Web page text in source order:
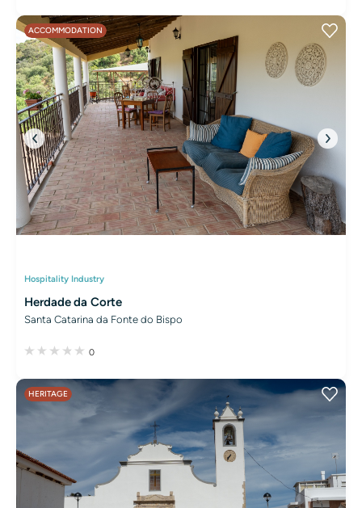
ACCOMMODATION
Hospitality Industry
Herdade da Corte
Santa Catarina da Fonte do Bispo
0
HERITAGE